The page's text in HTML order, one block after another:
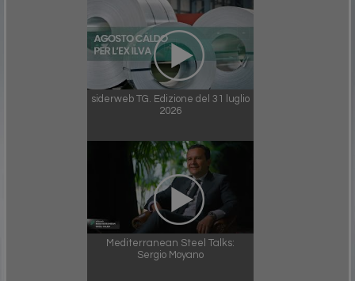
siderweb TG. Edizione del 31 luglio
2026
Mediterranean Steel Talks:
Sergio Moyano